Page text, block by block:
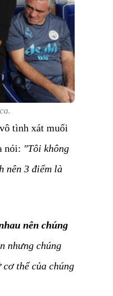
tình xát muối
nói: "Tôi không
nên 3 điểm là
nên chúng
nhưng chúng
thể của chúng